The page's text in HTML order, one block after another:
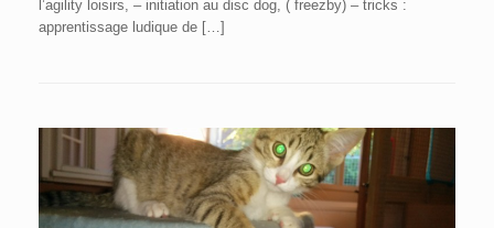
l’agility loisirs, – initiation au disc dog, ( freezby) – tricks :
apprentissage ludique de […]